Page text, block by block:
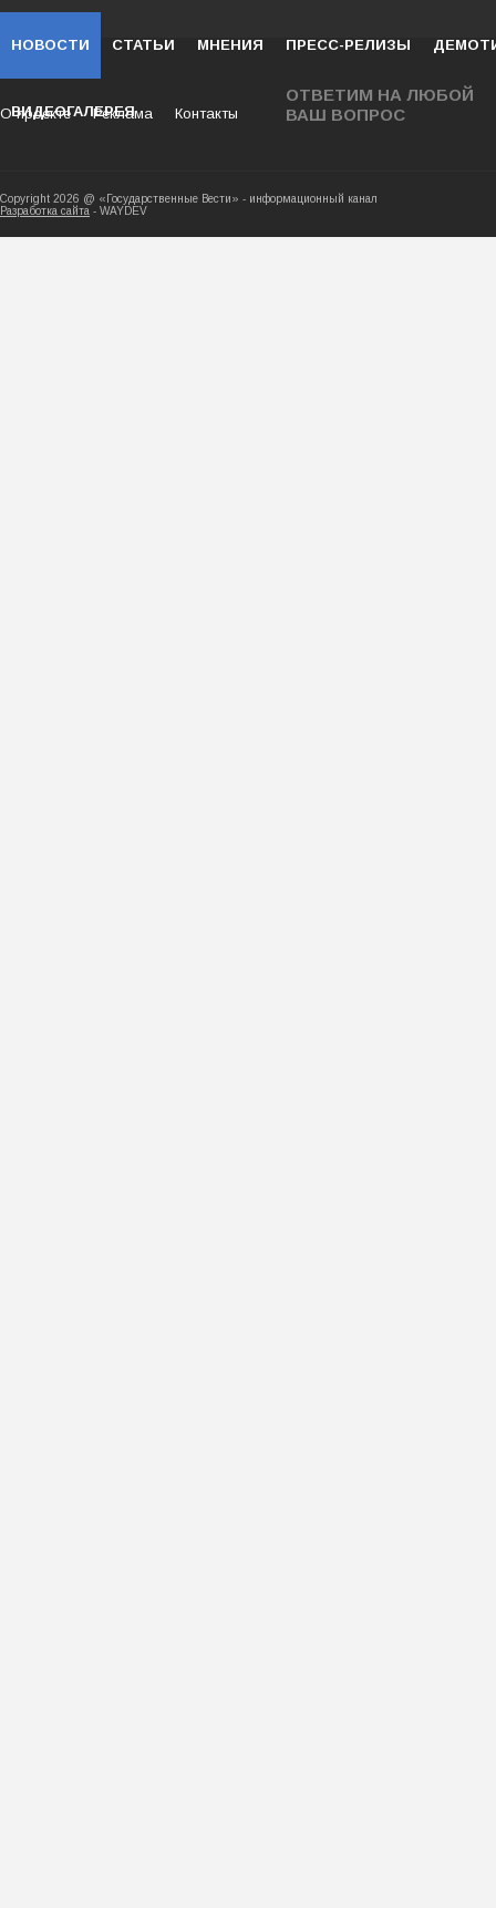
НОВОСТИ СТАТЬИ МНЕНИЯ ПРЕСС-РЕЛИЗЫ
ВИДЕОГАЛЕРЕЯ
ОТВЕТИМ НА ЛЮБОЙ
ВАШ ВОПРОС
О проекте Реклама Контакты
Copyright 2026 @ «Государственные Вести» -
Разработка сайта - WAYDEV